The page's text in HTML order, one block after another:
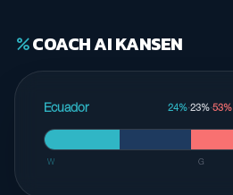
percentCOACH AI KANSEN
Ecuador 24%·23%·53%
W G